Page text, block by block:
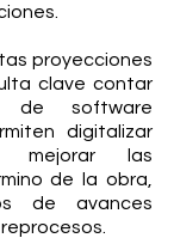
proyecciones
clave contar
de software
digitalizar
mejorar las
de la obra,
de avances